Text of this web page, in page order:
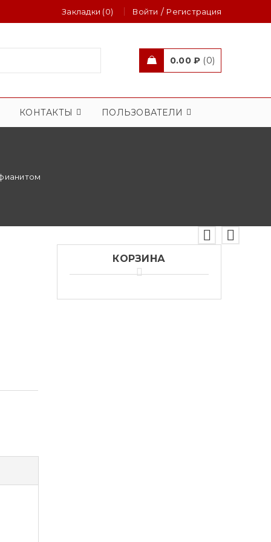
Закладки (0) Войти / Регистрация
0.00 ₽ 0
КОНТАКТЫ ПОЛЬЗОВАТЕЛИ
КОРЗИНА